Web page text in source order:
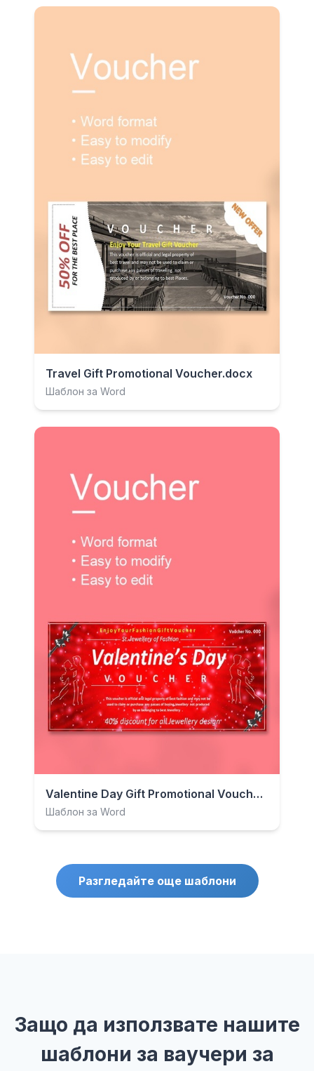
Travel Gift Promotional Voucher.docx
Шаблон за Word
Valentine Day Gift Promotional Voucher.docx
Шаблон за Word
Разгледайте още шаблони
Защо да използвате нашите
шаблони за ваучери за